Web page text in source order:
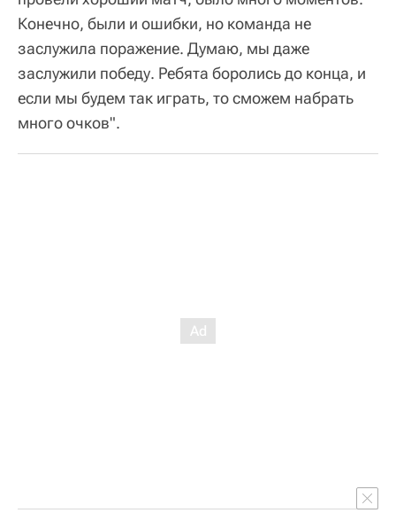
Конечно, были и ошибки, но команда не
заслужила поражение. Думаю, мы даже
заслужили победу. Ребята боролись до конца, и
если мы будем так играть, то сможем набрать
много очков".